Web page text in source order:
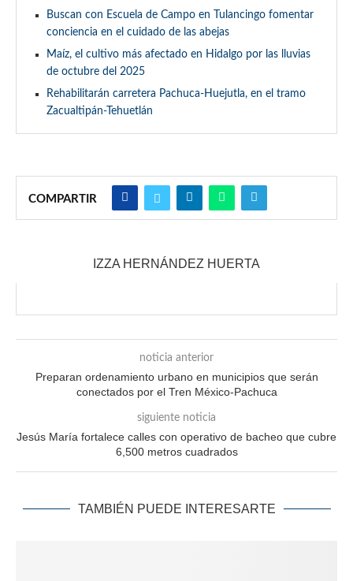
Buscan con Escuela de Campo en Tulancingo fomentar
conciencia en el cuidado de las abejas
Maíz, el cultivo más afectado en Hidalgo por las lluvias
de octubre del 2025
Rehabilitarán carretera Pachuca-Huejutla, en el tramo
Zacualtipán-Tehuetlán
COMPARTIR
IZZA HERNÁNDEZ HUERTA
noticia anterior
Preparan ordenamiento urbano en municipios que serán
conectados por el Tren México-Pachuca
siguiente noticia
Jesús María fortalece calles con operativo de bacheo que cubre
6,500 metros cuadrados
TAMBIÉN PUEDE INTERESARTE